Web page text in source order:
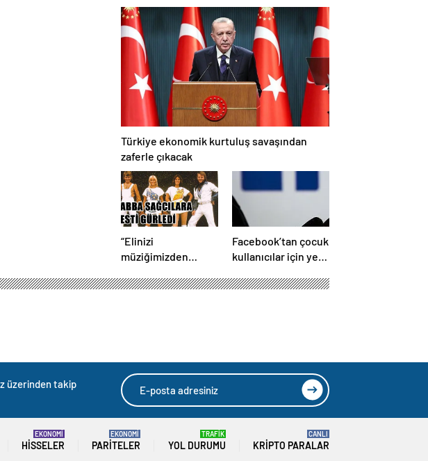
korumalı TL vadeli
mevduat sistemi”
açıklaması!
sonunda kapanıyor!
Türkiye ekonomik kurtuluş savaşından
zaferle çıkacak
“Elinizi
müziğimizden
Facebook’tan çocuk
kullanıcılar için yeni
üzerinden takip
HISSELER
EKONOMİ
PARITELER
EKONOMİ
YOL DURUMU
TRAFİK
KRIPTO PARALAR
CANLI